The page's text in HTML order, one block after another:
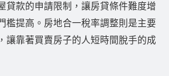
貸款的申請限制，讓房貸條件難度增
檻提高。房地合一稅率調整則是主要
讓靠著買賣房子的人短時間脫手的成